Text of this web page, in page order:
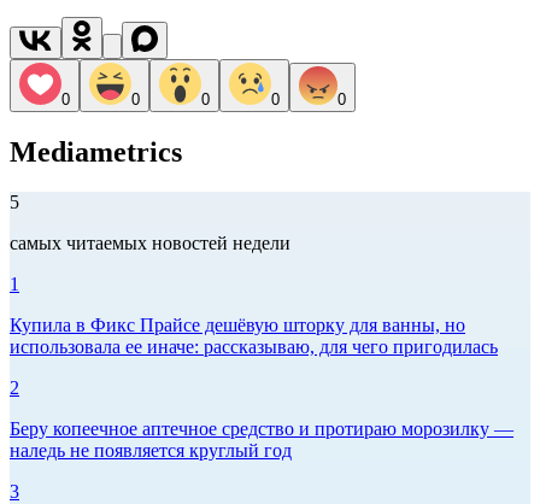
0 0 0 0 0
Mediametrics
5
самых читаемых новостей недели
1
Купила в Фикс Прайсе дешёвую шторку для ванны, но
использовала ее иначе: рассказываю, для чего пригодилась
2
Беру копеечное аптечное средство и протираю морозилку —
наледь не появляется круглый год
3